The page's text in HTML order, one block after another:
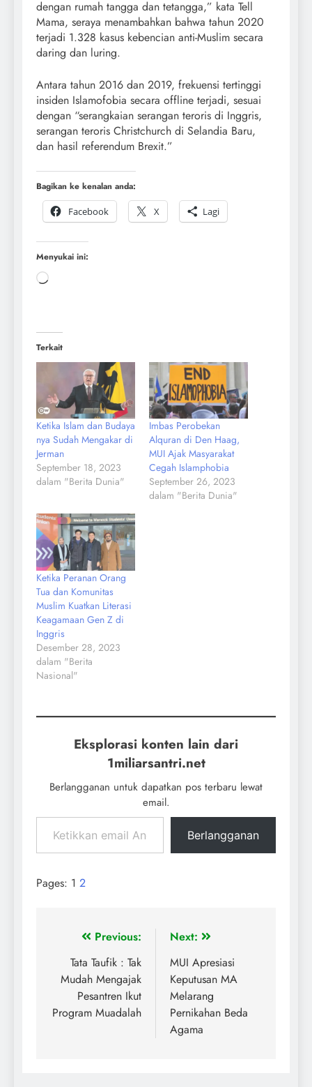
dengan rumah tangga dan tetangga,” kata Tell
Mama, seraya menambahkan bahwa tahun 2020
terjadi 1.328 kasus kebencian anti-Muslim secara
daring dan luring.
Antara tahun 2016 dan 2019, frekuensi tertinggi
insiden Islamofobia secara offline terjadi, sesuai
dengan “serangkaian serangan teroris di Inggris,
serangan teroris Christchurch di Selandia Baru,
dan hasil referendum Brexit.”
Bagikan ke kenalan anda:
Facebook
X Lagi
Menyukai ini:
Terkait
Ketika Islam dan Budaya
nya Sudah Mengakar di
Jerman
September 18, 2023
dalam "Berita Dunia"
Imbas Perobekan
Alquran di Den Haag,
MUI Ajak Masyarakat
Cegah Islamphobia
September 26, 2023
dalam "Berita Dunia"
Ketika Peranan Orang
Tua dan Komunitas
Muslim Kuatkan Literasi
Keagamaan Gen Z di
Inggris
Desember 28, 2023
dalam "Berita
Nasional"
Eksplorasi konten lain dari
1miliarsantri.net
Berlangganan untuk dapatkan pos terbaru lewat
email.
Berlangganan
Pages: 1 2
Previous:
Tata Taufik : Tak
Mudah Mengajak
Pesantren Ikut
Program Muadalah
Next:
MUI Apresiasi
Keputusan MA
Melarang
Pernikahan Beda
Agama